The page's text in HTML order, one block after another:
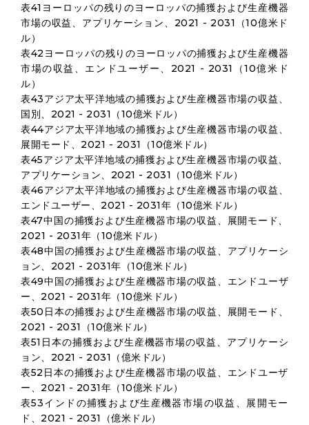
表41ヨーロッパの残りのヨーロッパの捕獲および生産機器
市場の収益、アプリケーション、2021 - 2031（10億米ド
ル）
表42ヨーロッパの残りのヨーロッパの捕獲および生産機器
市場の収益、エンドユーザー、2021 - 2031（10億米ド
ル）
表43アジア太平洋地域の捕獲および生産機器市場の収益、
国別、2021 - 2031（10億米ドル）
表44アジア太平洋地域の捕獲および生産機器市場の収益、
展開モード、2021 - 2031（10億米ドル）
表45アジア太平洋地域の捕獲および生産機器市場の収益、
アプリケーション、2021 - 2031（10億米ドル）
表46アジア太平洋地域の捕獲および生産機器市場の収益、
エンドユーザー、2021 - 2031年（10億米ドル）
表47中国の捕獲および生産機器市場の収益、展開モード、
2021 - 2031年（10億米ドル）
表48中国の捕獲および生産機器市場の収益、アプリケーシ
ョン、2021 - 2031年（10億米ドル）
表49中国の捕獲および生産機器市場の収益、エンドユーザ
ー、2021 - 2031年（10億米ドル）
表50日本の捕獲および生産機器市場の収益、展開モード、
2021 - 2031（10億米ドル）
表51日本の捕獲および生産機器市場の収益、アプリケーシ
ョン、2021 - 2031（億米ドル）
表52日本の捕獲および生産機器市場の収益、エンドユーザ
ー、2021 - 2031年（10億米ドル）
表53インドの捕獲および生産機器市場の収益、展開モー
ド、2021 - 2031（億米ドル）